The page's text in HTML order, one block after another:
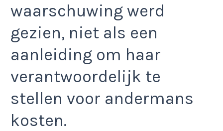
waarschuwing werd
gezien, niet als een
aanleiding om haar
verantwoordelijk te
stellen voor andermans
kosten.